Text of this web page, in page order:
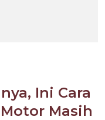
Ini Cara
Masih